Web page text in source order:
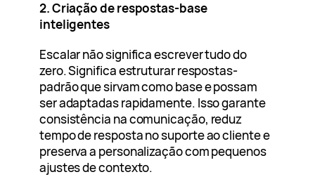
2. Criação de respostas-base
inteligentes
Escalar não significa escrever tudo do
zero. Significa estruturar respostas-
padrão que sirvam como base e possam
ser adaptadas rapidamente. Isso garante
consistência na comunicação, reduz
tempo de resposta no suporte ao cliente e
preserva a personalização com pequenos
ajustes de contexto.